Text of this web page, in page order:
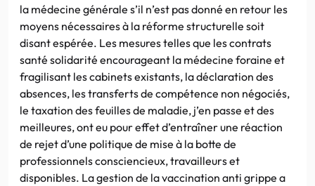
la médecine générale s’il n’est pas donné en retour les
moyens nécessaires à la réforme structurelle soit
disant espérée. Les mesures telles que les contrats
santé solidarité encourageant la médecine foraine et
fragilisant les cabinets existants, la déclaration des
absences, les transferts de compétence non négociés,
le taxation des feuilles de maladie, j’en passe et des
meilleures, ont eu pour effet d’entraîner une réaction
de rejet d’une politique de mise à la botte de
professionnels consciencieux, travailleurs et
disponibles. La gestion de la vaccination anti grippe a